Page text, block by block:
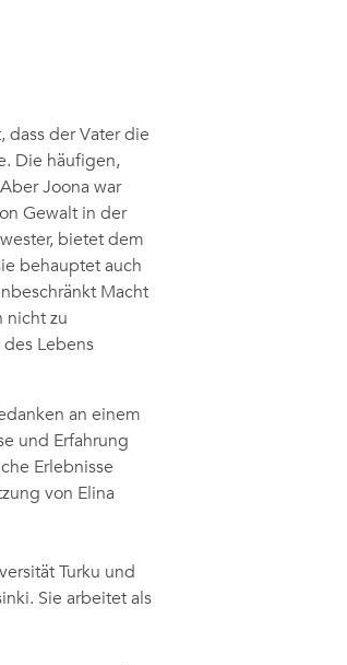
dass der Vater die
Die häufigen,
Joona war
Gewalt in der
bietet dem
behauptet auch
Macht
nicht zu
Lebens
an einem
und Erfahrung
Erlebnisse
von Elina
Turku und
Sie arbeitet als